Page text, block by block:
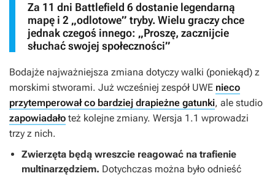
Za 11 dni Battlefield 6 dostanie legendarną
mapę i 2 „odlotowe” tryby. Wielu graczy chce
jednak czegoś innego: „Proszę, zacznijcie
słuchać swojej społeczności”
Bodajże najważniejsza zmiana dotyczy walki (poniekąd) z
morskimi stworami. Już wcześniej zespół UWE nieco
przytemperował co bardziej drapieżne gatunki, ale studio
zapowiadało też kolejne zmiany. Wersja 1.1 wprowadzi
trzy z nich.
Zwierzęta będą wreszcie reagować na trafienie
multinarzędziem. Dotychczas można było odnieść